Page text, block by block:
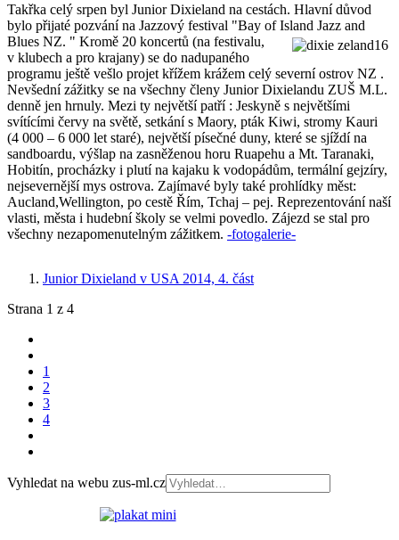
Takřka celý srpen byl Junior Dixieland na cestách. Hlavní důvod
bylo přijaté pozvání na Jazzový festival "Bay of Island Jazz and
Blues NZ. " Kromě 20 koncertů (na festivalu,
v klubech a pro krajany) se do nadupaného
programu ještě vešlo projet křížem krážem celý severní ostrov NZ .
Nevšední zážitky se na všechny členy Junior Dixielandu ZUŠ M.L.
denně jen hrnuly. Mezi ty největší patří : Jeskyně s největšími
svítícími červy na světě, setkání s Maory, pták Kiwi, stromy Kauri
(4 000 – 6 000 let staré), největší písečné duny, které se sjíždí na
sandboardu, výšlap na zasněženou horu Ruapehu a Mt. Taranaki,
Hobitín, procházky i plutí na kajaku k vodopádům, termální gejzíry,
nejsevernější mys ostrova. Zajímavé byly také prohlídky měst:
Aucland,Wellington, po cestě Řím, Tchaj – pej. Reprezentování naší
vlasti, města i hudební školy se velmi povedlo. Zájezd se stal pro
všechny nezapomenutelným zážitkem. -fotogalerie-
Junior Dixieland v USA 2014, 4. část
Strana 1 z 4
1
2
3
4
Vyhledat na webu zus-ml.cz